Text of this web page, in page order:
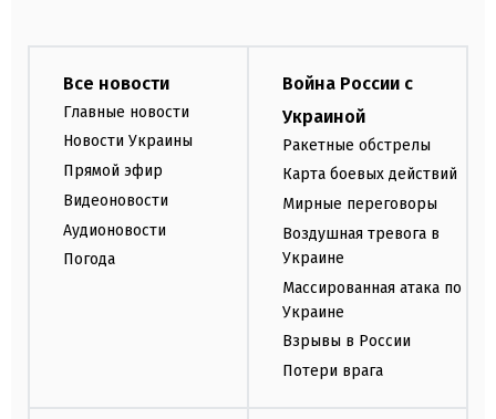
Все новости
Главные новости
Новости Украины
Прямой эфир
Видеоновости
Аудионовости
Погода
Война России с
Украиной
Ракетные обстрелы
Карта боевых действий
Мирные переговоры
Воздушная тревога в
Украине
Массированная атака по
Украине
Взрывы в России
Потери врага